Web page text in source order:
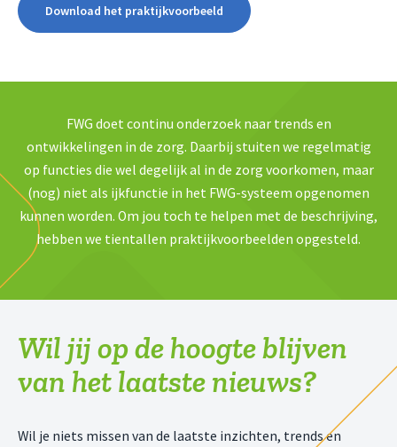
Download het praktijkvoorbeeld
FWG doet continu onderzoek naar trends en
ontwikkelingen in de zorg. Daarbij stuiten we regelmatig
op functies die wel degelijk al in de zorg voorkomen, maar
(nog) niet als ijkfunctie in het FWG-systeem opgenomen
kunnen worden. Om jou toch te helpen met de beschrijving,
hebben we tientallen praktijkvoorbeelden opgesteld.
Wil jij op de hoogte blijven
van het laatste nieuws?
Wil je niets missen van de laatste inzichten, trends en